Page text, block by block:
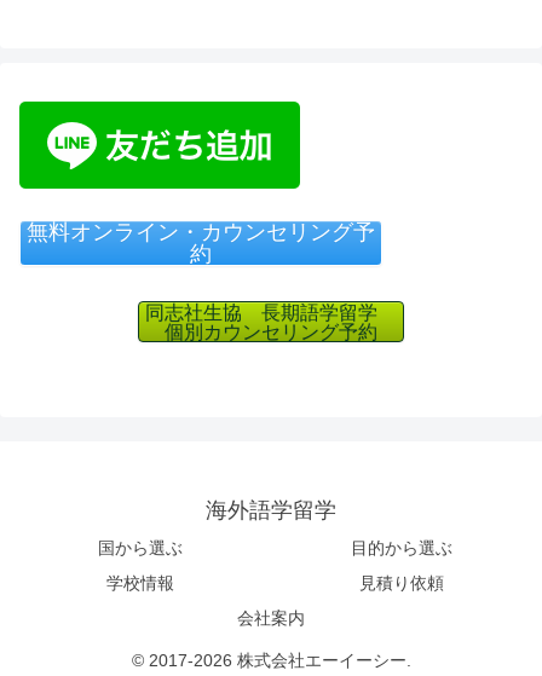
無料オンライン・カウンセリング予
約
同志社生協 長期語学留学
個別カウンセリング予約
海外語学留学
国から選ぶ
目的から選ぶ
学校情報
見積り依頼
会社案内
© 2017-2026 株式会社エーイーシー.